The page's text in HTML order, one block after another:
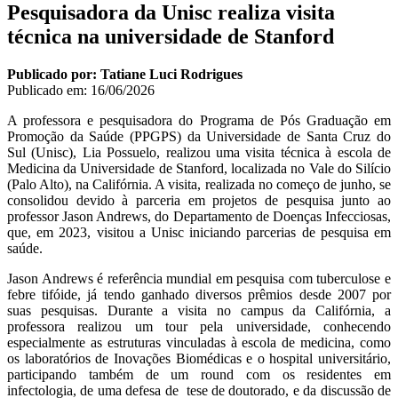
Pesquisadora da Unisc realiza visita
técnica na universidade de Stanford
Publicado por: Tatiane Luci Rodrigues
Publicado em: 16/06/2026
A professora e pesquisadora do Programa de Pós Graduação em
Promoção da Saúde (PPGPS) da Universidade de Santa Cruz do
Sul (Unisc), Lia Possuelo, realizou uma visita técnica à escola de
Medicina da Universidade de Stanford, localizada no Vale do Silício
(Palo Alto), na Califórnia. A visita, realizada no começo de junho, se
consolidou devido à parceria em projetos de pesquisa junto ao
professor Jason Andrews, do Departamento de Doenças Infecciosas,
que, em 2023, visitou a Unisc iniciando parcerias de pesquisa em
saúde.
Jason Andrews é referência mundial em pesquisa com tuberculose e
febre tifóide, já tendo ganhado diversos prêmios desde 2007 por
suas pesquisas. Durante a visita no campus da Califórnia, a
professora realizou um tour pela universidade, conhecendo
especialmente as estruturas vinculadas à escola de medicina, como
os laboratórios de Inovações Biomédicas e o hospital universitário,
participando também de um round com os residentes em
infectologia, de uma defesa de tese de doutorado, e da discussão de